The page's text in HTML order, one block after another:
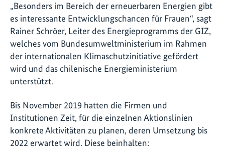
„Besonders im Bereich der erneuerbaren Energien gibt
es interessante Entwicklungschancen für Frauen“, sagt
Rainer Schröer, Leiter des Energieprogramms der GIZ,
welches vom Bundesumweltministerium im Rahmen
der internationalen Klimaschutzinitiative gefördert
wird und das chilenische Energieministerium
unterstützt.
Bis November 2019 hatten die Firmen und
Institutionen Zeit, für die einzelnen Aktionslinien
konkrete Aktivitäten zu planen, deren Umsetzung bis
2022 erwartet wird. Diese beinhalten: